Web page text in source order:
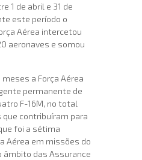
1 de abril e 31 de
este período o
Aérea intercetou
aeronaves e somou
a Força Aérea
permanente de
F-16M, no total
contribuíram para
foi a sétima
Aérea em missões do
âmbito das Assurance